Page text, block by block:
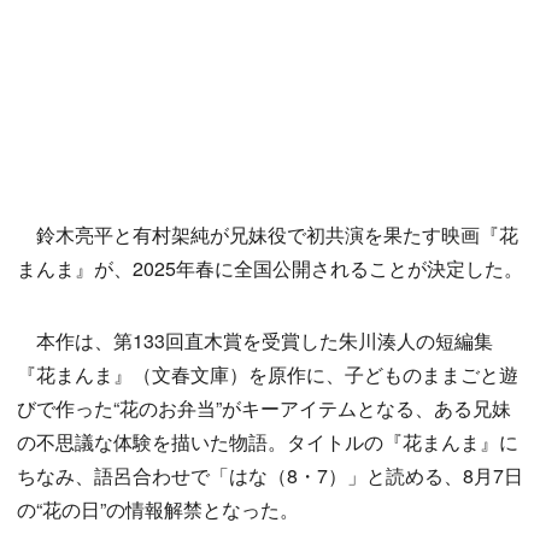
鈴木亮平と有村架純が兄妹役で初共演を果たす映画『花
まんま』が、2025年春に全国公開されることが決定した。
本作は、第133回直木賞を受賞した朱川湊人の短編集
『花まんま』（文春文庫）を原作に、子どものままごと遊
びで作った“花のお弁当”がキーアイテムとなる、ある兄妹
の不思議な体験を描いた物語。タイトルの『花まんま』に
ちなみ、語呂合わせで「はな（8・7）」と読める、8月7日
の“花の日”の情報解禁となった。